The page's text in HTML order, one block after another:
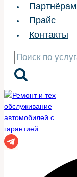
Партнёрам
Прайс
Контакты
Искать: